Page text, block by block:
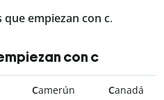
que empiezan con c.
con c
Camerún Canadá